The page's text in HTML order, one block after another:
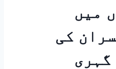
میں
کی
گہری